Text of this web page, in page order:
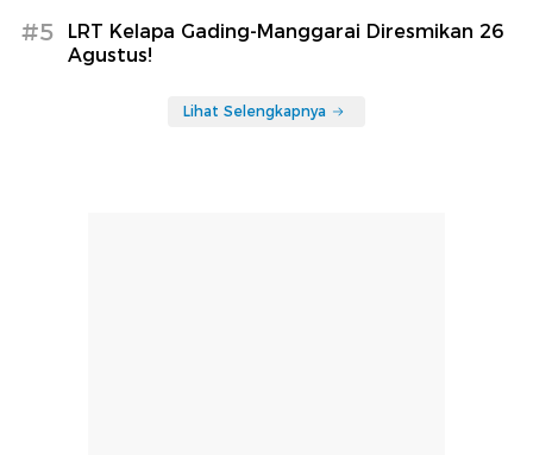
#5
LRT Kelapa Gading-Manggarai Diresmikan 26
Agustus!
Lihat Selengkapnya